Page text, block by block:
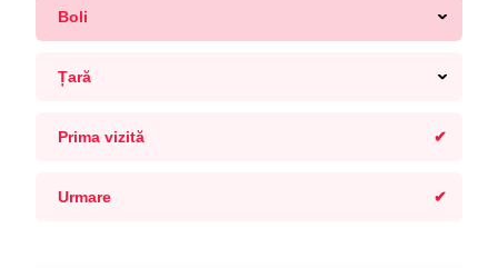
Boli
Țară
Prima vizită
Urmare